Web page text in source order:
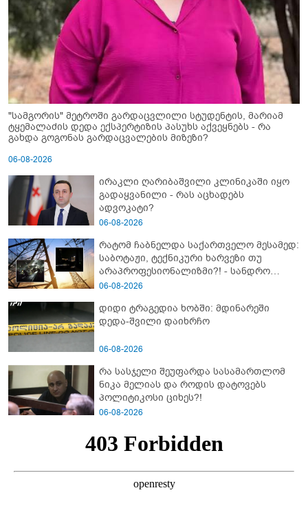
"სამგორის" მეტროში გარდაცვლილი სტუდენტის, მარიამ
ტყემალაძის დედა ექსპერტიზის პასუხს აქვეყნებს - რა
გახდა გოგონას გარდაცვალების მიზეზი?
06-08-2026
ირაკლი ღარიბაშვილი კლინიკაში იყო
გადაყვანილი - რას აცხადებს
ადვოკატი?
06-08-2026
რატომ ჩაბნელდა საქართველო მესამედ:
საბოტაჟი, ტექნიკური ხარვეზი თუ
არაპროფესიონალიზმი?! - სანდრო
თვალჭრელიძის ანალიზი
06-08-2026
დიდი ტრაგედია ხობში: მდინარეში
დედა-შვილი დაიხრჩო
06-08-2026
რა სასჯელი შეუფარდა სასამართლომ
ნიკა მელიას და როდის დატოვებს
პოლიტიკოსი ციხეს?!
06-08-2026